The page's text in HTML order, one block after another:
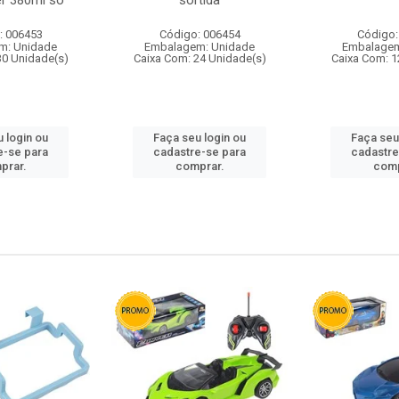
006453
Unidade
Unidade(s)
login ou
se para
Código: 006454
Embalagem: Unidade
Caixa Com: 24 Unidade(s)
Faça seu login ou
cadastre-se para
comprar.
Caixa Com:
Faça